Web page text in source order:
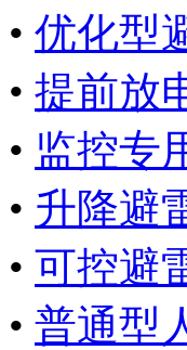
• 优化型
• 提前放
• 监控专
• 升降避
• 可控避
• 普通型